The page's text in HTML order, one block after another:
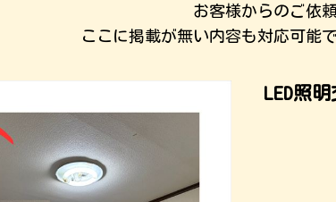
お客様からのご依
ここに掲載が無い内容も対応可能
LED照